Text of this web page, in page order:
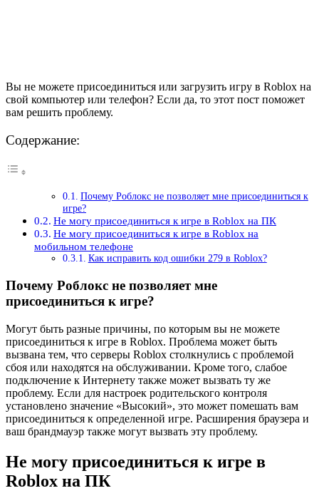
Вы не можете присоединиться или загрузить игру в Roblox на
свой компьютер или телефон? Если да, то этот пост поможет
вам решить проблему.
Содержание:
Почему Роблокс не позволяет мне присоединиться к
игре?
Не могу присоединиться к игре в Roblox на ПК
Не могу присоединиться к игре в Roblox на
мобильном телефоне
Как исправить код ошибки 279 в Roblox?
Почему Роблокс не позволяет мне
присоединиться к игре?
Могут быть разные причины, по которым вы не можете
присоединиться к игре в Roblox. Проблема может быть
вызвана тем, что серверы Roblox столкнулись с проблемой
сбоя или находятся на обслуживании. Кроме того, слабое
подключение к Интернету также может вызвать ту же
проблему. Если для настроек родительского контроля
установлено значение «Высокий», это может помешать вам
присоединиться к определенной игре. Расширения браузера и
ваш брандмауэр также могут вызвать эту проблему.
Не могу присоединиться к игре в
Roblox на ПК